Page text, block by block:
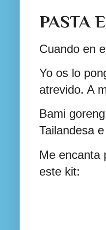
PASTA
Cuando en
Yo os lo
atrevido. A
Bami
Tailandesa
Me encanta
este kit: